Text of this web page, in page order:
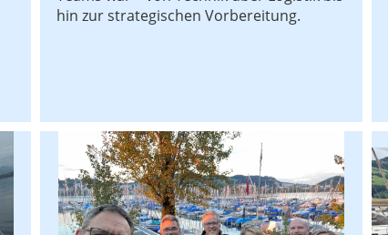
hin zur strategischen Vorbereitung.